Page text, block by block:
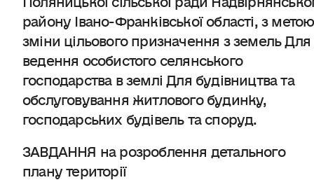
району Івано-Франківської області, з метою
зміни цільового призначення з земель Для
ведення особистого селянського
господарства в землі Для будівництва та
обслуговування житлового будинку,
господарських будівель та споруд.
ЗАВДАННЯ на розроблення детального
плану території